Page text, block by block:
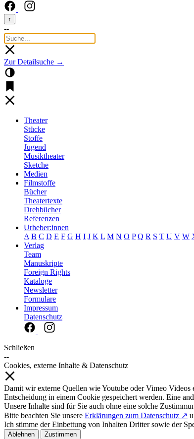
↑
--
Zur Detailsuche →
Theater
Stücke
Stoffe
Jugend
Musiktheater
Sketche
Medien
Filmstoffe
Bücher
Theatertexte
Drehbücher
Referenzen
Urheber:innen
A B C D E F G H I J K L M N O P Q R S T U V W
Verlag
Team
Manuskripte
Foreign Rights
Kataloge
Newsletter
Formulare
Impressum
Datenschutz
Schließen
--
Cookies, externe Inhalte & Datenschutz
Damit wir externe Quellen wie Youtube oder Vimeo
Entscheidung in einem Cookie gespeichert werden. Eine
Unsere Inhalte sind für Sie auch ohne eine solche
Bitte beachten Sie unsere Erklärungen zum Datenschutz ↗
Ich stimme der Einbettung von Inhalten Dritter sowie der
Ablehnen Zustimmen